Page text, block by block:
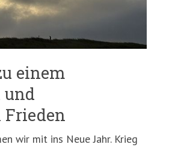
einem
wir mit ins Neue Jahr. Krieg